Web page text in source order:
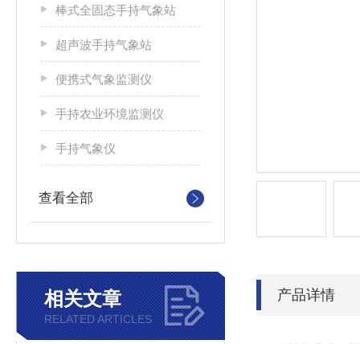
棒式全固态手持气象站
超声波手持气象站
便携式气象监测仪
手持农业环境监测仪
手持气象仪
查看全部
相关文章
RELATED ARTICLES
产品详情